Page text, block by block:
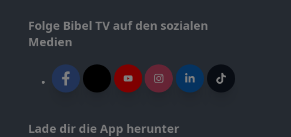
Folge Bibel TV auf den sozialen
Medien
Lade dir die App herunter